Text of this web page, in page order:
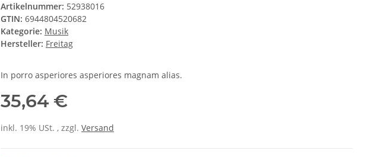
Artikelnummer: 52938016
GTIN: 6944804520682
Kategorie: Musik
Hersteller: Freitag
In porro asperiores asperiores magnam alias.
35,64 €
inkl. 19% USt. , zzgl. Versand